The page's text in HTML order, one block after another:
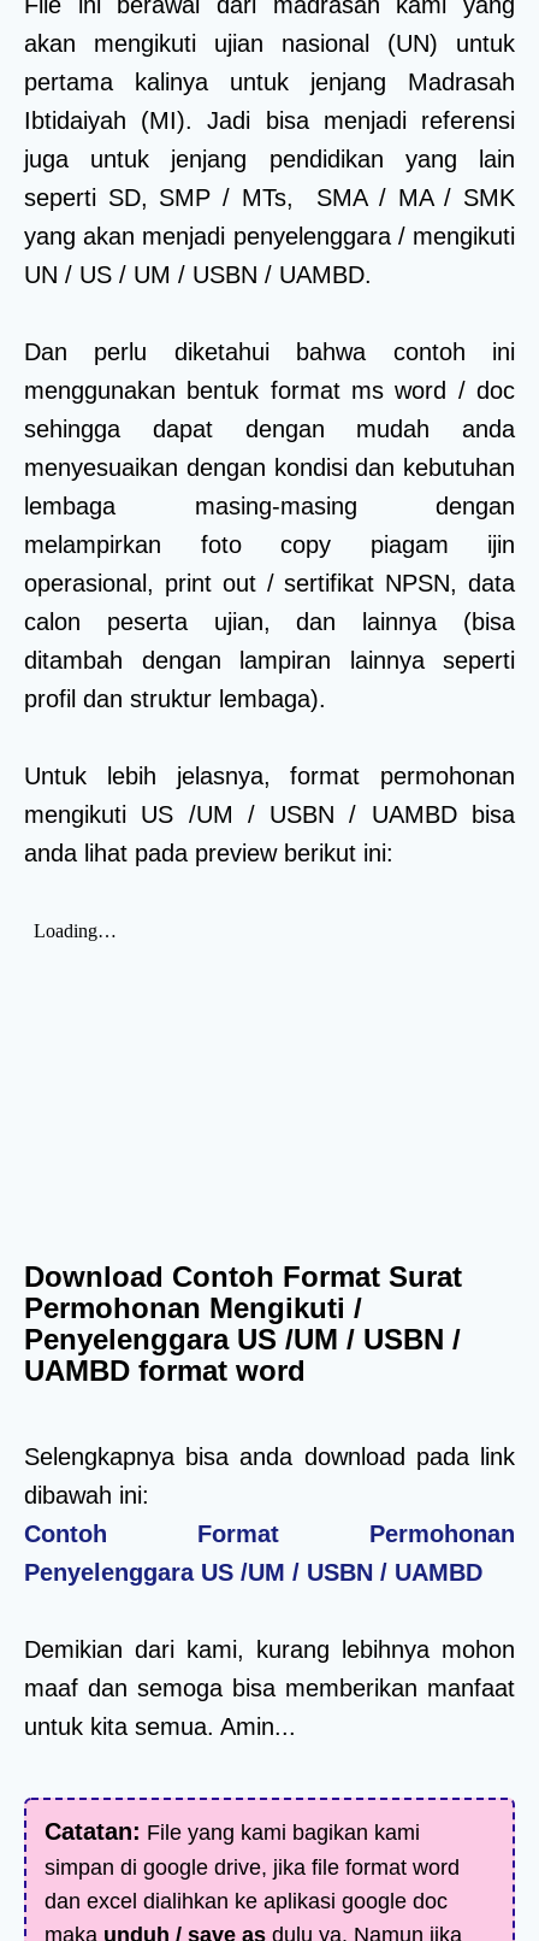
akan mengikuti ujian nasional (UN) untuk
pertama kalinya untuk jenjang Madrasah
Ibtidaiyah (MI). Jadi bisa menjadi referensi
juga untuk jenjang pendidikan yang lain
seperti SD, SMP / MTs, SMA / MA / SMK
yang akan menjadi penyelenggara / mengikuti
UN / US / UM / USBN / UAMBD.
Dan perlu diketahui bahwa contoh ini
menggunakan bentuk format ms word / doc
sehingga dapat dengan mudah anda
menyesuaikan dengan kondisi dan kebutuhan
lembaga masing-masing dengan
melampirkan foto copy piagam ijin
operasional, print out / sertifikat NPSN, data
calon peserta ujian, dan lainnya (bisa
ditambah dengan lampiran lainnya seperti
profil dan struktur lembaga).
Untuk lebih jelasnya, format permohonan
mengikuti US /UM / USBN / UAMBD bisa
anda lihat pada preview berikut ini:
Download Contoh Format Surat
Permohonan Mengikuti /
Penyelenggara US /UM / USBN /
UAMBD format word
Selengkapnya bisa anda download pada link
dibawah ini:
Contoh Format Permohonan
Penyelenggara US /UM / USBN / UAMBD
Demikian dari kami, kurang lebihnya mohon
maaf dan semoga bisa memberikan manfaat
untuk kita semua. Amin...
Catatan: File yang kami bagikan kami
simpan di google drive, jika file format word
dan excel dialihkan ke aplikasi google doc
maka unduh / save as dulu ya. Namun jika